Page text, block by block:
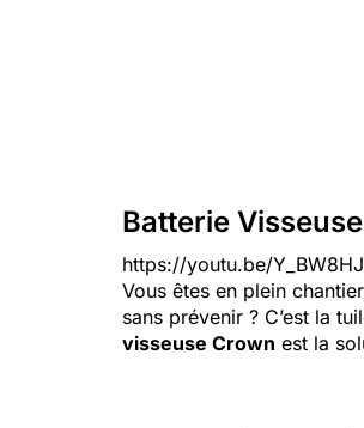
Batterie
https://youtu.be/
Vous êtes en plein
sans prévenir ? C’est la
visseuse Crown est la